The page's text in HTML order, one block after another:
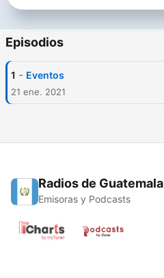
Episodios
1 - Eventos
21 ene. 2021
Radios de Guatemala
Emisoras y Podcasts